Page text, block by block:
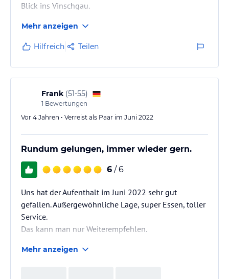
Blick ins Vinschgau.
Mehr anzeigen
Hilfreich Teilen
Frank (51-55)
1 Bewertungen
Vor 4 Jahren • Verreist als Paar im Juni 2022
Rundum gelungen, immer wieder gern.
6 / 6
Uns hat der Aufenthalt im Juni 2022 sehr gut
gefallen. Außergewöhnliche Lage, super Essen, toller
Service.
Das kann man nur Weiterempfehlen.
Mehr anzeigen